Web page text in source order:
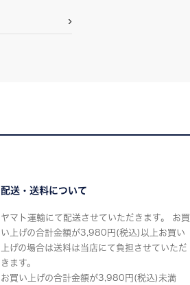
配送・送料について
ヤマト運輸にて配送させていただきます。 お買
い上げの合計金額が3,980円(税込)以上お買い
上げの場合は送料は当店にて負担させていただ
きます。
お買い上げの合計金額が3,980円(税込)未満